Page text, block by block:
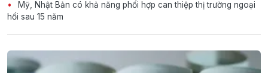
Mỹ, Nhật Bản có khả năng phối hợp can thiệp thị trường ngoại
hối sau 15 năm